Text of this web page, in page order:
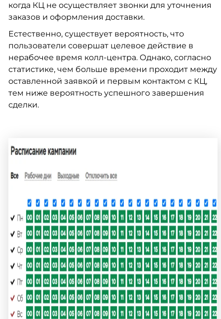
когда КЦ не осуществляет звонки для уточнения
заказов и оформления доставки.
Естественно, существует вероятность, что
пользователи совершат целевое действие в
нерабочее время колл-центра. Однако, согласно
статистике, чем больше времени проходит между
оставленной заявкой и первым контактом с КЦ,
тем ниже вероятность успешного завершения
сделки.